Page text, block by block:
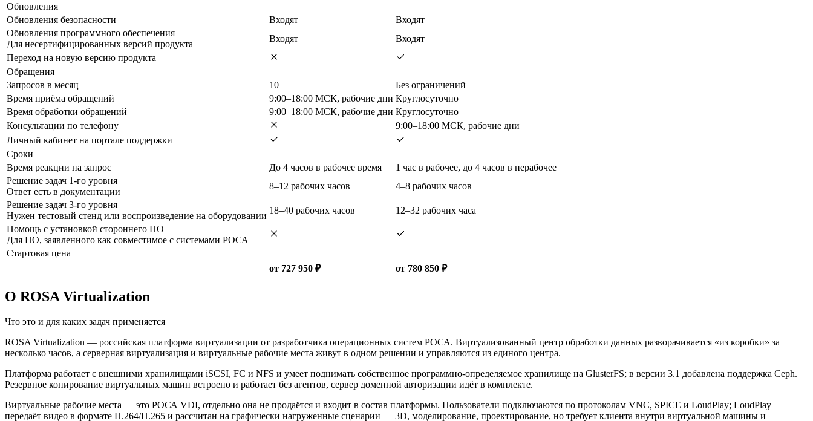
Обновления
Обновления безопасности
Входят
Входят
Обновления программного обеспечения
Для несертифицированных версий продукта
Входят
Входят
Переход на новую версию продукта
Обращения
Запросов в месяц
10
Без ограничений
Время приёма обращений
9:00–18:00 МСК, рабочие дни Круглосуточно
Время обработки обращений
9:00–18:00 МСК, рабочие дни Круглосуточно
Консультации по телефону
9:00–18:00 МСК, рабочие дни
Личный кабинет на портале поддержки
Сроки
Время реакции на запрос
До 4 часов в рабочее время
1 час в рабочее, до 4 часов в нерабочее
Решение задач 1-го уровня
Ответ есть в документации
8–12 рабочих часов
4–8 рабочих часов
Решение задач 3-го уровня
Нужен тестовый стенд или воспроизведение на оборудовании
18–40 рабочих часов
12–32 рабочих часа
Помощь с установкой стороннего ПО
Для ПО, заявленного как совместимое с системами РОСА
Стартовая цена
от 727 950 ₽
от 780 850 ₽
О ROSA Virtualization
Что это и для каких задач применяется
ROSA Virtualization — российская платформа виртуализации от разработчика операционных систем РОСА. Виртуализованный центр обработки данных разворачивается «из коробки» за
несколько часов, а серверная виртуализация и виртуальные рабочие места живут в одном решении и управляются из единого центра.
Платформа работает с внешними хранилищами iSCSI, FC и NFS и умеет поднимать собственное программно-определяемое хранилище на GlusterFS; в версии 3.1 добавлена поддержка Ceph.
Резервное копирование виртуальных машин встроено и работает без агентов, сервер доменной авторизации идёт в комплекте.
Виртуальные рабочие места — это РОСА VDI, отдельно она не продаётся и входит в состав платформы. Пользователи подключаются по протоколам VNC, SPICE и LoudPlay; LoudPlay
передаёт видео в формате H.264/H.265 и рассчитан на графически нагруженные сценарии — 3D, моделирование, проектирование, но требует клиента внутри виртуальной машины и